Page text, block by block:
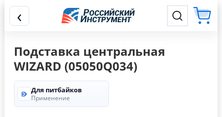
‹
Подставка центральная
WIZARD (05050Q034)
Для питбайков
Применение